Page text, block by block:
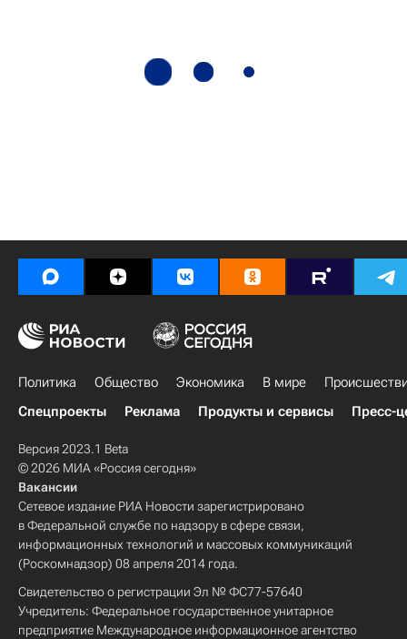
Политика Общество Экономика В мире
Спецпроекты
Реклама Продукты и сервисы Пресс-
Версия 2023.1 Beta
© 2026 МИА «Россия сегодня»
Вакансии
Сетевое издание РИА Новости зарегистрировано
в Федеральной службе по надзору в сфере связи,
информационных технологий и массовых коммуникаций
(Роскомнадзор) 08 апреля 2014 года.
Свидетельство о регистрации Эл № ФС77-57640
Учредитель: Федеральное государственное унитарное
предприятие Международное информационное агентство